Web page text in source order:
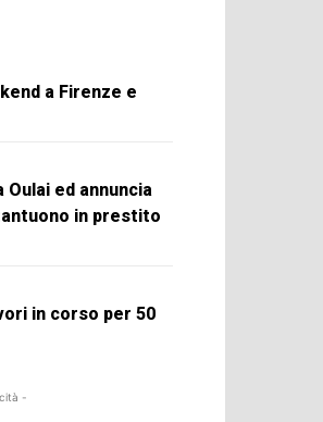
a Firenze e
ed annuncia
in prestito
in corso per 50
-